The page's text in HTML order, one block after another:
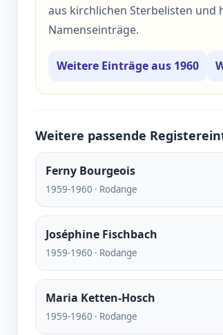
aus kirchlichen Sterbelisten
Namenseinträge.
Weitere Einträge aus 1960
Weitere passende
Ferny Bourgeois
1959-1960 · Rodange
Joséphine Fischbach
1959-1960 · Rodange
Maria Ketten-Hosch
1959-1960 · Rodange